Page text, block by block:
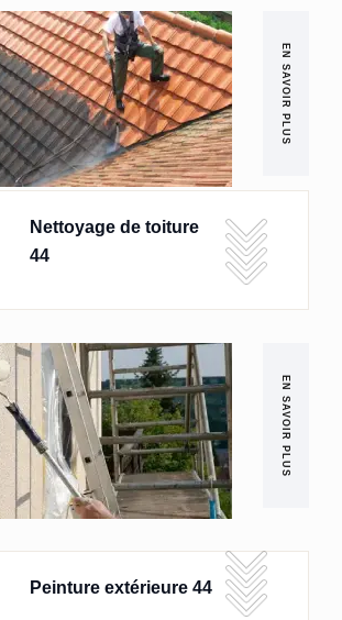
EN SAVOIR PLUS
Nettoyage de toiture
44
EN SAVOIR PLUS
Peinture extérieure 44